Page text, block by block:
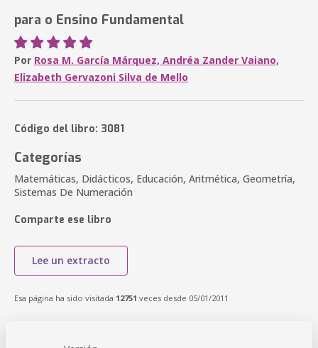
para o Ensino Fundamental
Por Rosa M. García Márquez, Andréa Zander Vaiano,
Elizabeth Gervazoni Silva de Mello
Código del libro: 3081
Categorías
Matemáticas, Didácticos, Educación, Aritmética, Geometría,
Sistemas De Numeración
Comparte ese libro
Lee un extracto
Esa página ha sido visitada 12751 veces desde 05/01/2011